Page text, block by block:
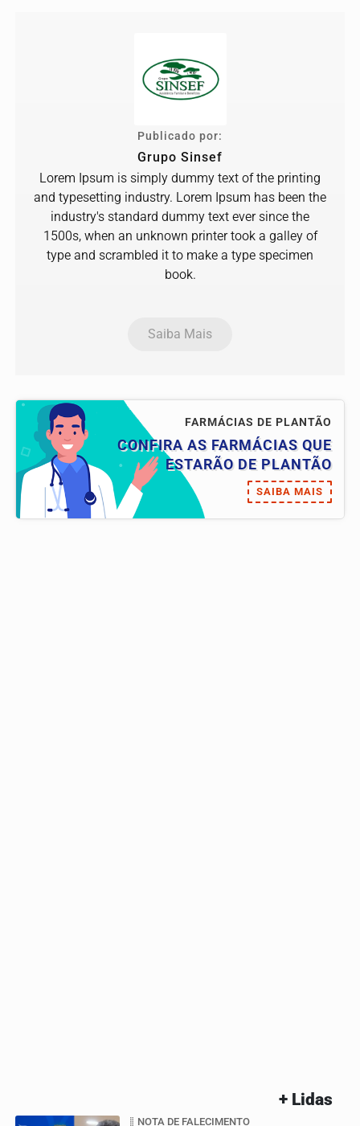
Publicado por:
Grupo Sinsef
Lorem Ipsum is simply dummy text of the printing
and typesetting industry. Lorem Ipsum has been the
industry's standard dummy text ever since the
1500s, when an unknown printer took a galley of
type and scrambled it to make a type specimen
book.
Saiba Mais
FARMÁCIAS DE PLANTÃO
CONFIRA AS FARMÁCIAS QUE
ESTARÃO DE PLANTÃO
SAIBA MAIS
+ Lidas
NOTA DE FALECIMENTO